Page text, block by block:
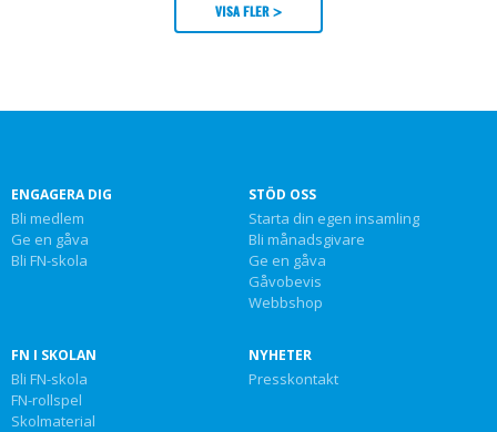
VISA FLER >
ENGAGERA DIG
Bli medlem
Ge en gåva
Bli FN-skola
STÖD OSS
Starta din egen insamling
Bli månadsgivare
Ge en gåva
Gåvobevis
Webbshop
FN I SKOLAN
Bli FN-skola
FN-rollspel
Skolmaterial
NYHETER
Presskontakt